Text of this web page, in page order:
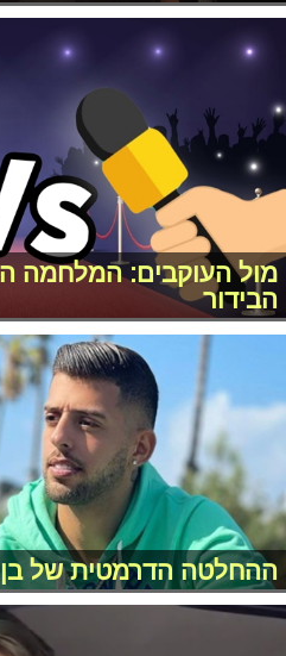
מול העוקבים: המלחמה
הבידור
ההחלטה הדרמטית של בן